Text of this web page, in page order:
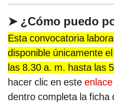
➤ ¿Cómo puedo
Esta convocatoria
disponible únicamente
las 8.30 a. m. hasta las
hacer clic en este enlace
dentro completa la ficha